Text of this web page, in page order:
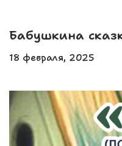
Бабушкина
18 февраля, 2025